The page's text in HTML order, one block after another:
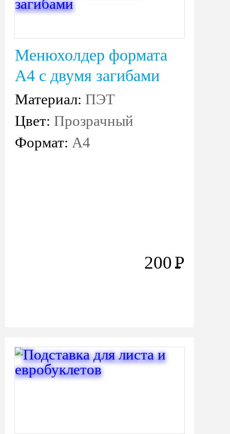
Менюхолдер формата
А4 с двумя загибами
Материал: ПЭТ
Цвет: Прозрачный
Формат: А4
200Р